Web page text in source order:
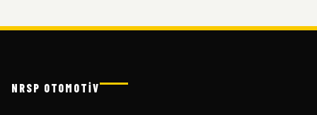
NRSP OTOMOTİV